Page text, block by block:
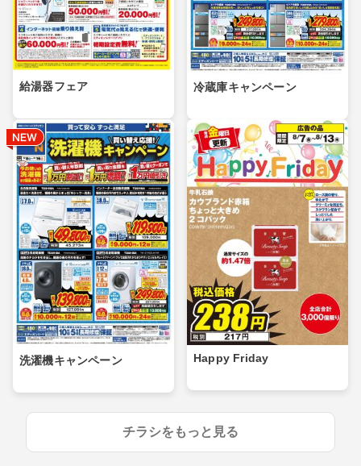
給湯器フェア 冷蔵庫キャンペーン
洗濯機キャンペーン Happy Friday
チラシをもっと見る